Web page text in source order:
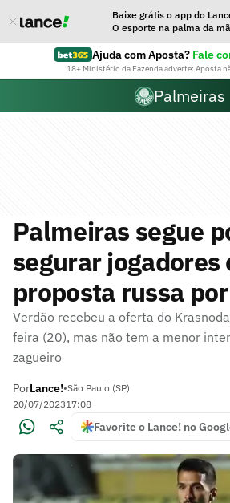
Baixe grátis o app do
O esporte na palma da
Ajuda com Aposta? Fale
18+ Ministério da Fazenda adverte: Aposta
Palmeiras
Palmeiras segue
segurar jogadores
proposta russa
Verdão recebeu a oferta do
feira (20), mas não tem a menor
zagueiro
PorLance!•São Paulo (SP)
20/07/202317:08
Favorite o Lance! no